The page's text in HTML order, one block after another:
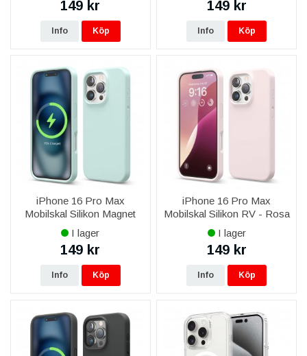
149 kr
Info Köp
149 kr
Info Köp
iPhone 16 Pro Max
Mobilskal Silikon Magnet
RV - Grön
I lager
149 kr
Info Köp
iPhone 16 Pro Max
Mobilskal Silikon RV - Rosa
I lager
149 kr
Info Köp